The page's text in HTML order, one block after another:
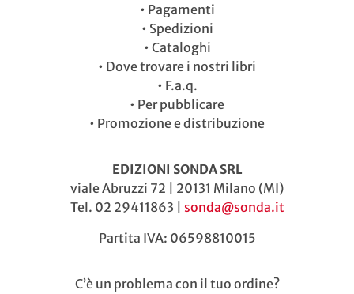
• Pagamenti
• Spedizioni
• Cataloghi
• Dove trovare i nostri libri
• F.a.q.
• Per pubblicare
• Promozione e distribuzione
EDIZIONI SONDA SRL
viale Abruzzi 72 | 20131 Milano (MI)
Tel. 02 29411863 | sonda@sonda.it
Partita IVA: 06598810015
C’è un problema con il tuo ordine?